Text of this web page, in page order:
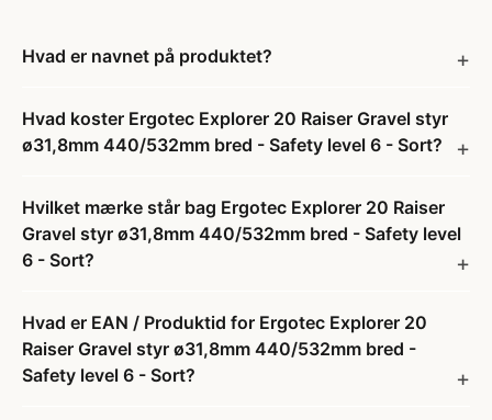
Hvad er navnet på produktet?
Hvad koster Ergotec Explorer 20 Raiser Gravel styr
ø31,8mm 440/532mm bred - Safety level 6 - Sort?
Hvilket mærke står bag Ergotec Explorer 20 Raiser
Gravel styr ø31,8mm 440/532mm bred - Safety level
6 - Sort?
Hvad er EAN / Produktid for Ergotec Explorer 20
Raiser Gravel styr ø31,8mm 440/532mm bred -
Safety level 6 - Sort?